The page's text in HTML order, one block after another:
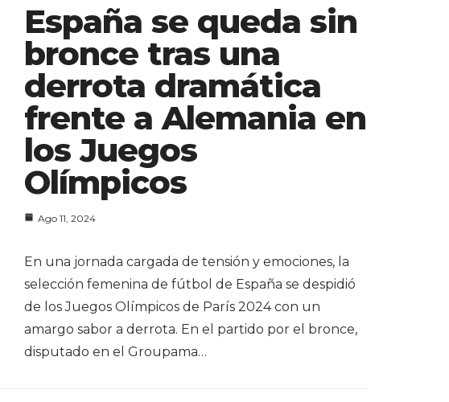
España se queda sin
bronce tras una
derrota dramática
frente a Alemania en
los Juegos
Olímpicos
Ago 11, 2024
En una jornada cargada de tensión y emociones, la
selección femenina de fútbol de España se despidió
de los Juegos Olímpicos de París 2024 con un
amargo sabor a derrota. En el partido por el bronce,
disputado en el Groupama…